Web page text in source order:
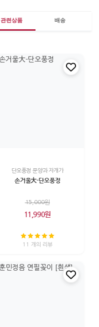
관련상품 배송
단오풍정 문양과 자개가
손거울大-단오풍정
15,000원
11,990원
11 개의 리뷰